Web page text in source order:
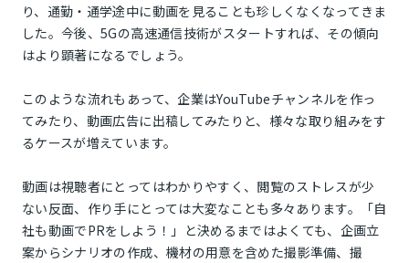
り、通勤・通学途中に動画を見ることも珍しくなくなってきま
した。今後、5Gの高速通信技術がスタートすれば、その傾向
はより顕著になるでしょう。
このような流れもあって、企業はYouTubeチャンネルを作っ
てみたり、動画広告に出稿してみたりと、様々な取り組みをす
るケースが増えています。
動画は視聴者にとってはわかりやすく、閲覧のストレスが少
ない反面、作り手にとっては大変なことも多々あります。「自
社も動画でPRをしよう！」と決めるまではよくても、企画立
案からシナリオの作成、機材の用意を含めた撮影準備、撮